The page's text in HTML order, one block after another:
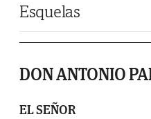
Esquelas
DON ANTONIO
EL SEÑOR